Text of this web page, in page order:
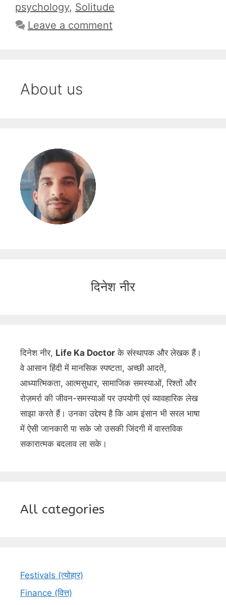
psychology, Solitude
Leave a comment
About us
दिनेश नीर
दिनेश नीर, Life Ka Doctor के संस्थापक और लेखक हैं।
वे आसान हिंदी में मानसिक स्पष्टता, अच्छी आदतें,
आध्यात्मिकता, आत्मसुधार, सामाजिक समस्याओं, रिश्तों और
रोज़मर्रा की जीवन-समस्याओं पर उपयोगी एवं व्यावहारिक लेख
साझा करते हैं। उनका उद्देश्य है कि आम इंसान भी सरल भाषा
में ऐसी जानकारी पा सके जो उसकी जिंदगी में वास्तविक
सकारात्मक बदलाव ला सके।
All categories
Festivals (त्योहार)
Finance (वित्त)